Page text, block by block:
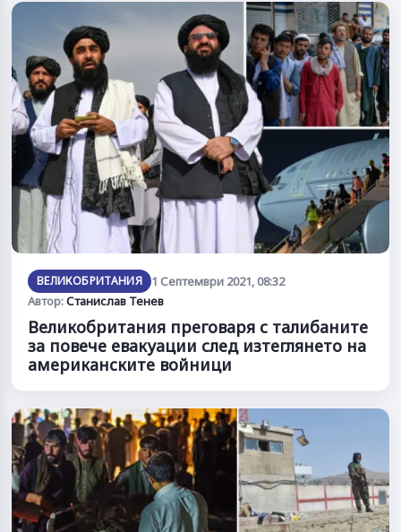
ВЕЛИКОБРИТАНИЯ
1 Септември 2021, 08:32
Автор:Станислав Тенев
Великобритания преговаря с талибаните
за повече евакуации след изтеглянето на
американските войници